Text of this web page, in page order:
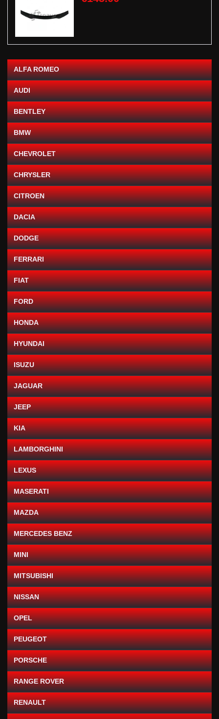
ALFA ROMEO
AUDI
BENTLEY
BMW
CHEVROLET
CHRYSLER
CITROEN
DACIA
DODGE
FERRARI
FIAT
FORD
HONDA
HYUNDAI
ISUZU
JAGUAR
JEEP
KIA
LAMBORGHINI
LEXUS
MASERATI
MAZDA
MERCEDES BENZ
MINI
MITSUBISHI
NISSAN
OPEL
PEUGEOT
PORSCHE
RANGE ROVER
RENAULT